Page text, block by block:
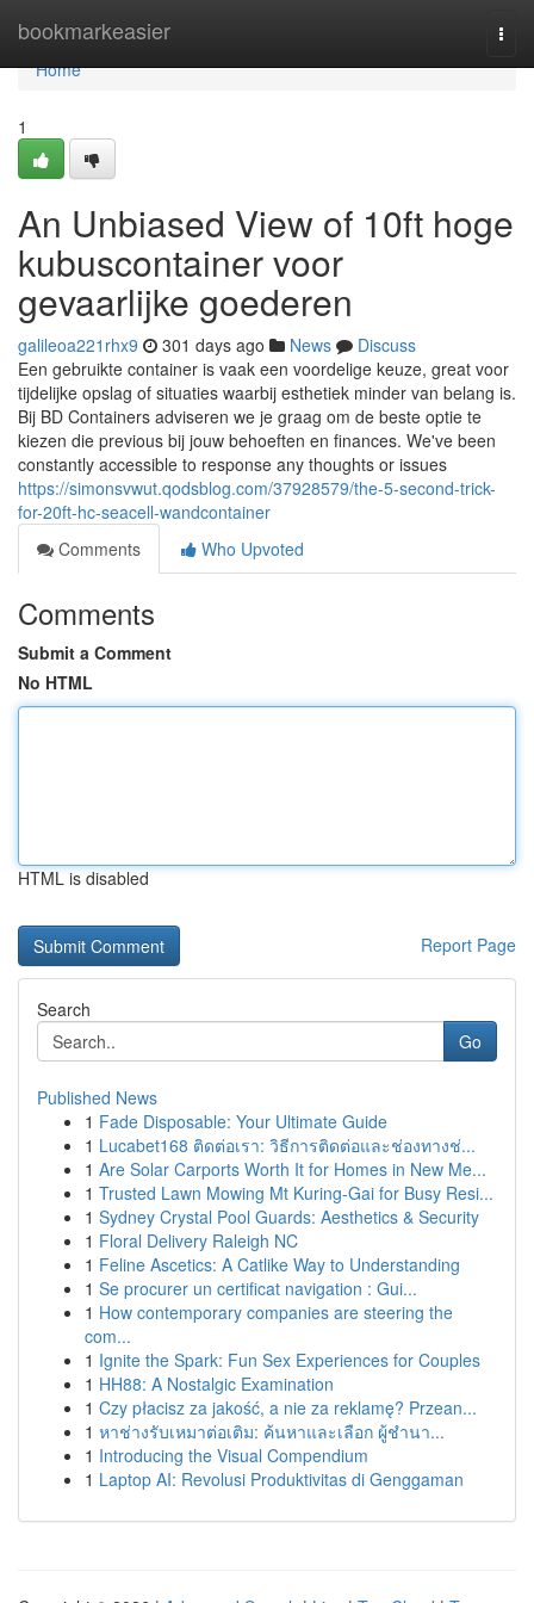
bookmarkeasier
Home
Home
1
An Unbiased View of 10ft hoge
kubuscontainer voor
gevaarlijke goederen
galileoa221rhx9 301 days ago News
Discuss
Een gebruikte container is vaak een voordelige keuze, great voor
tijdelijke opslag of situaties waarbij esthetiek minder van belang is.
Bij BD Containers adviseren we je graag om de beste optie te
kiezen die previous bij jouw behoeften en finances. We've been
constantly accessible to response any thoughts or issues
https://simonsvwut.qodsblog.com/37928579/the-5-second-trick-
for-20ft-hc-seacell-wandcontainer
Comments
Who Upvoted
Comments
Submit a Comment
No HTML
HTML is disabled
Report Page
Search
Go
Published News
1 Fade Disposable: Your Ultimate Guide
1 Lucabet168 ติดต่อเรา: วิธีการติดต่อและช่องทางช่...
1 Are Solar Carports Worth It for Homes in New Me...
1 Trusted Lawn Mowing Mt Kuring-Gai for Busy Resi...
1 Sydney Crystal Pool Guards: Aesthetics & Security
1 Floral Delivery Raleigh NC
1 Feline Ascetics: A Catlike Way to Understanding
1 Se procurer un certificat navigation : Gui...
1 How contemporary companies are steering the
com...
1 Ignite the Spark: Fun Sex Experiences for Couples
1 HH88: A Nostalgic Examination
1 Czy płacisz za jakość, a nie za reklamę? Przean...
1 หาช่างรับเหมาต่อเติม: ค้นหาและเลือก ผู้ชำนา...
1 Introducing the Visual Compendium
1 Laptop AI: Revolusi Produktivitas di Genggaman